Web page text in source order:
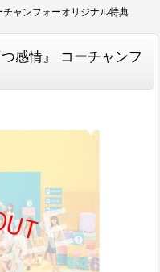
ャンフォーオリジナル特典
感情』 コーチャンフ